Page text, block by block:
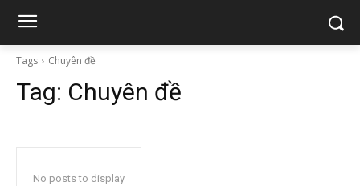
Tags Chuyên đề
Tag: Chuyên đề
No posts to display